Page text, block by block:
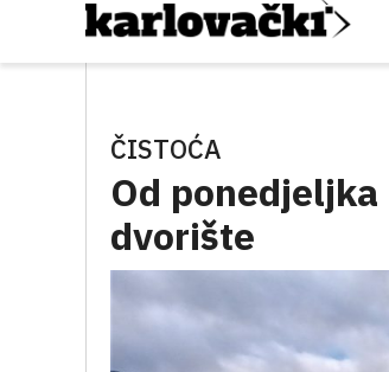
ČISTOĆA
Od
dvorište